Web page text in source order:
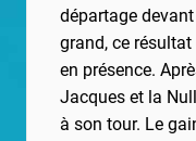
départage
grand, ce
en présence.
Jacques et la
à son tour. Le